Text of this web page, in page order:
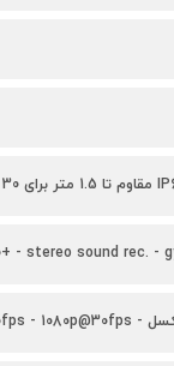
- stereo sound rec. -